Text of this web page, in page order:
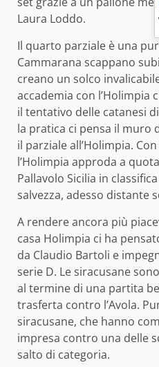
Laura Loddo.
Il quarto parziale è una
Cammarana scappano
creano un solco
accademia con l’Holimpia
il tentativo delle catanesi
la pratica ci pensa il muro
il parziale all’Holimpia.
l’Holimpia approda a
Pallavolo Sicilia in
salvezza, adesso distante
A rendere ancora più
casa Holimpia ci ha
da Claudio Bartoli e
serie D. Le siracusane
al termine di una partita
trasferta contro l’Avola.
siracusane, che hanno
impresa contro una delle
salto di categoria.